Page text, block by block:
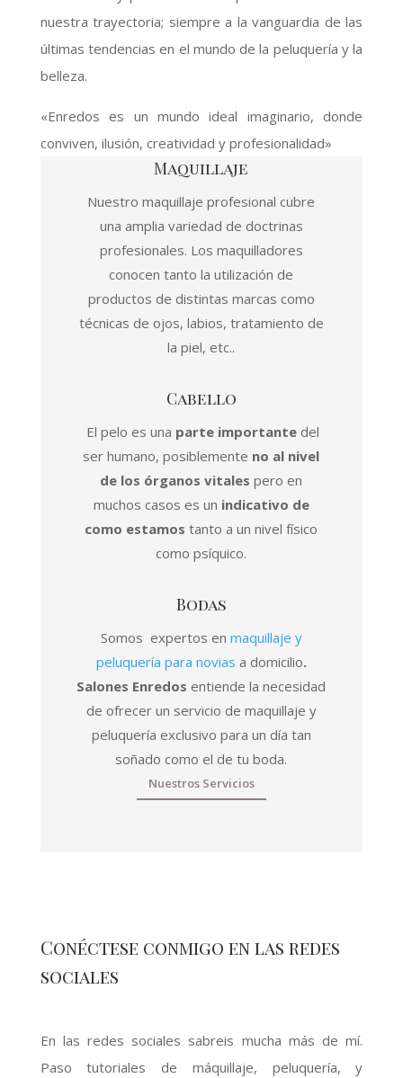
nuestra trayectoria; siempre a la vanguardia de las
últimas tendencias en el mundo de la peluquería y la
belleza.
«Enredos es un mundo ideal imaginario, donde
conviven, ilusión, creatividad y profesionalidad»
Maquillaje
Nuestro maquillaje profesional cubre
una amplia variedad de doctrinas
profesionales. Los maquilladores
conocen tanto la utilización de
productos de distintas marcas como
técnicas de ojos, labios, tratamiento de
la piel, etc..
Cabello
El pelo es una parte importante del
ser humano, posiblemente no al nivel
de los órganos vitales pero en
muchos casos es un indicativo de
como estamos tanto a un nivel físico
como psíquico.
Bodas
Somos expertos en maquillaje y
peluquería para novias a domicilio.
Salones Enredos entiende la necesidad
de ofrecer un servicio de maquillaje y
peluquería exclusivo para un día tan
soñado como el de tu boda.
Nuestros Servicios
Conéctese conmigo en las redes
sociales
En las redes sociales sabreis mucha más de mí.
Paso tutoriales de máquillaje, peluquería, y